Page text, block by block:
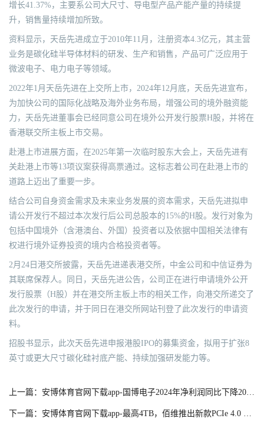
增长41.37%，主要系公司大尺寸、导电型产品产能产量的持续提
升，销售量持续增加所致。
资料显示，天岳先进成立于2010年11月，注册资本4.3亿元，其主营
业务是碳化硅半导体材料的研发、生产和销售，产品可广泛应用于
微波电子、电力电子等领域。
2022年1月天岳先进在上交所上市，2024年12月底，天岳先进宣布，
为加快公司的国际化战略及海外业务布局，增强公司的境外融资能
力，天岳先进董事会已经同意公司在境外公开发行股票H股，并将在
香港联交所主板上市交易。
赴港上市进展方面，在2025年第一次临时股东大会上，天岳先进有
关赴港上市等13项议案获得高票通过。这标志着公司在赴港上市的
道路上迈出了重要一步。
结合公司自身资金需求及未来业务发展的资本需求，天岳先进拟申
请公开发行不超过本次发行后公司总股本的15%的H股。发行对象为
包括中国境外（含港澳台、外国）投资者以及依据中国相关法律有
权进行境外证券投资的境内合格投资者等。
2月24日港交所披露，天岳先进递表港交所，中金公司和中信证券为
其联席保荐人。同日，天岳先进公告，公司正在进行申请境外公开
发行股票（H股）并在港交所主板上市的相关工作，向港交所递交了
此次发行的申请，并于同日在港交所网站刊登了此次发行的申请资
料。
招股书显示，此次天岳先进申报港股IPO的募集资金，拟用于扩张8
英寸或更大尺寸碳化硅衬底产能、持续加强研发能力等。
上一篇：安博体育官网下载app-国博电子2024年净利润同比下降20.06%
下一篇：安博体育官网下载app-最高4TB，佰维推出新款PCIe 4.0 SSD